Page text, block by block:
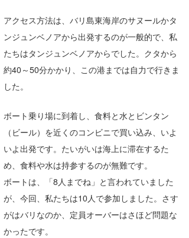
アクセス方法は、バリ島東海岸のサヌールかタ
ンジュンベノアから出発するのが一般的で、私
たちはタンジュンベノアからでした。クタから
約40～50分かかり、この港までは自力で行きま
した。
ボート乗り場に到着し、食料と水とビンタン
（ビール）を近くのコンビニで買い込み、いよ
いよ出発です。たいがいは海上に滞在するた
め、食料や水は持参するのが無難です。
ボートは、「8人までね」と言われていました
が、今回、私たちは10人で参加しました。さす
がはバリなのか、定員オーバーはさほど問題な
かったです。
CBA Films
熊谷素子
田原啓江
植村未来
NOBUFUKU
喜納海人
chan-U
ECE
G◎Da
KID
KOBU
KY
MIN
mitz